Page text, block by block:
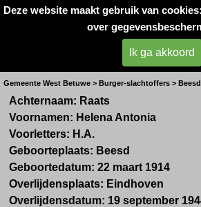
Deze website maakt gebruik van
over
Ik ga akkoord
West-
Gemeente West Betuwe > Burger-slachtoffers > Beesd
Achternaam: Raats
Voornamen: Helena Antonia
Voorletters: H.A.
Geboorteplaats: Beesd
Geboortedatum: 22 maart 1914
Overlijdensplaats: Eindhoven
Overlijdensdatum: 19 september